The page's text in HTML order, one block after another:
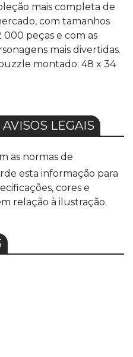
mais completa de
com tamanhos
peças e com as
mais divertidas.
montado: 48 x 34
LEGAIS
as normas de
esta informação para
cores e
relação à ilustração.